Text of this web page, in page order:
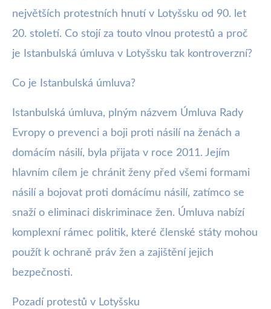
největších protestních hnutí v Lotyšsku od 90. let
20. století. Co stojí za touto vlnou protestů a proč
je Istanbulská úmluva v Lotyšsku tak kontroverzní?
Co je Istanbulská úmluva?
Istanbulská úmluva, plným názvem Úmluva Rady
Evropy o prevenci a boji proti násilí na ženách a
domácím násilí, byla přijata v roce 2011. Jejím
hlavním cílem je chránit ženy před všemi formami
násilí a bojovat proti domácímu násilí, zatímco se
snaží o eliminaci diskriminace žen. Úmluva nabízí
komplexní rámec politik, které členské státy mohou
použít k ochraně práv žen a zajištění jejich
bezpečnosti.
Pozadí protestů v Lotyšsku